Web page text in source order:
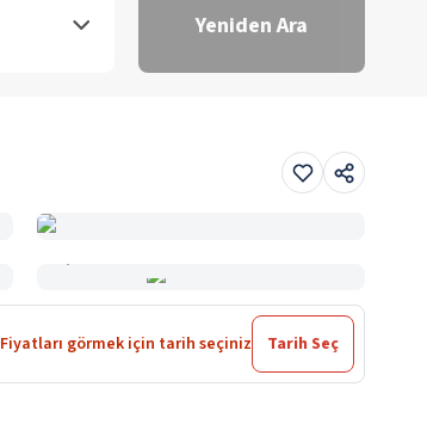
Yeniden Ara
Fiyatları görmek için tarih seçiniz Tarih Seç